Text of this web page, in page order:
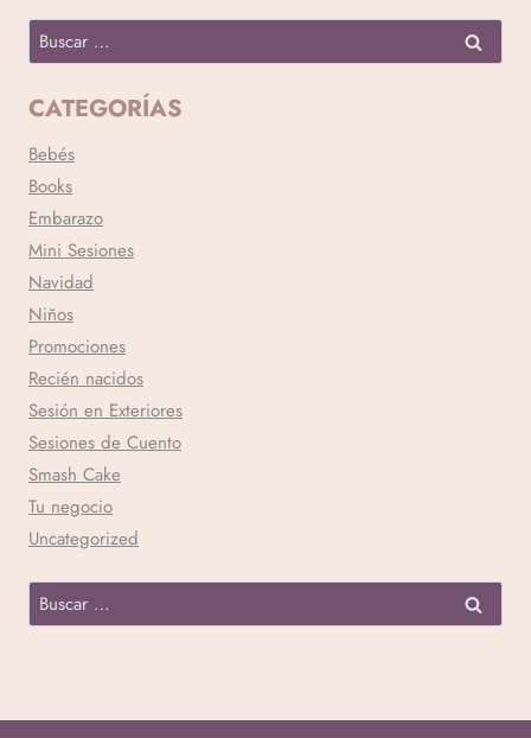
CATEGORÍAS
Bebés
Books
Embarazo
Mini Sesiones
Navidad
Niños
Promociones
Recién nacidos
Sesión en Exteriores
Sesiones de Cuento
Smash Cake
Tu negocio
Uncategorized